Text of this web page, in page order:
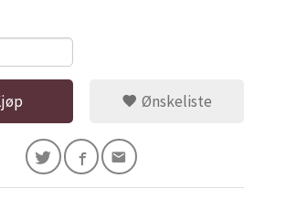
Ønskeliste